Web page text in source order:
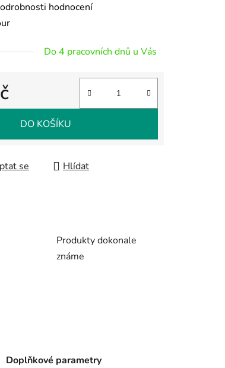
hodnocení
Do 4 pracovních dnů u Vás
DO KOŠÍKU
se
Hlídat
Produkty dokonale
známe
Doplňkové parametry